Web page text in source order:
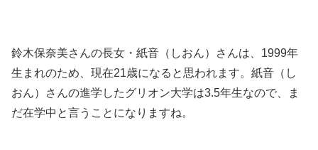
鈴木保奈美さんの長女・紙音（しおん）さんは、1999年
生まれのため、現在21歳になると思われます。紙音（し
おん）さんの進学したグリオン大学は3.5年生なので、ま
だ在学中と言うことになりますね。